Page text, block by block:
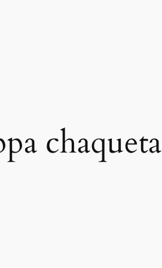
chaqueta